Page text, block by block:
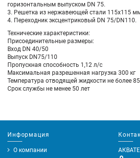
горизонтальным выпуском DN 75.
3. Решетка из нержавеющей стали 115х115
4. Переходник эксцентриковый DN 75/DN110.
Технические характеристики:
Присоединительные размеры:
Вход DN 40/50
Выпуск DN75/110
Пропускная способность 1,12 л/с
Максимальная разрешенная нагрузка 300 кг
Температура отводящей жидкости не более
Срок службы не менее 50 лет
Информация
О компании